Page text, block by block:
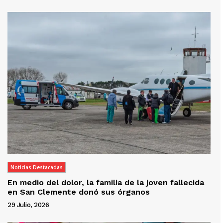
Noticias Destacadas
En medio del dolor, la familia de la joven fallecida
en San Clemente donó sus órganos
29 Julio, 2026